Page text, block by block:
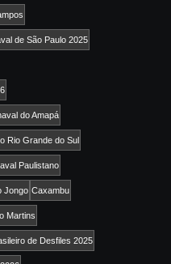
de São Paulo 2025
do Amapá
Rio Grande do Sul
Paulistano
Jongo Caxambu
Martins
de Desfiles 2025